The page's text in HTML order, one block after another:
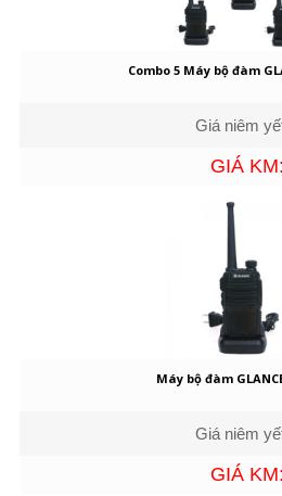
Combo 5 Máy bộ đàm
Giá niêm
GIÁ KM:
Máy bộ đàm
Giá niêm
GIÁ KM: